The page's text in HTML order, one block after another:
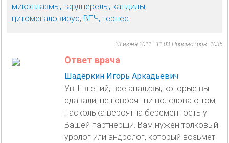
микоплазмы, гарднерелы, кандиды,
цитомегаловирус, ВПЧ, герпес
23 июня 2011 - 11:03 Просмотров: 1035
Ответ врача
Шадёркин Игорь Аркадьевич
Ув. Евгений, все анализы, которые вы
сдавали, не говорят ни полслова о том,
насколька вероятна беременность у
Вашей партнерши. Вам нужен толковый
уролог или андролог, который возьмет